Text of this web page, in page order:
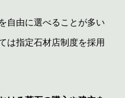
自由に選べることが多い
は指定石材店制度を採用